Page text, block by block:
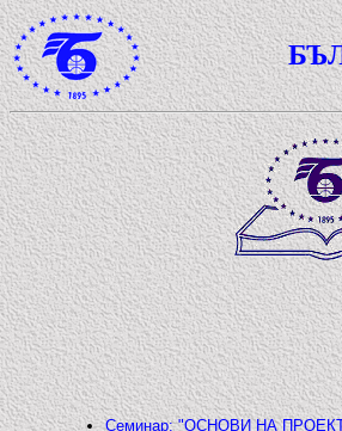
Семинар: "ОСНОВИ НА